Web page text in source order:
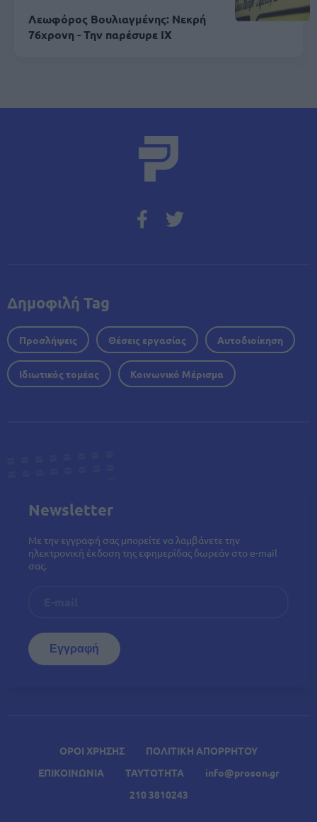
Λεωφόρος Βουλιαγμένης: Νεκρή
76χρονη - Την παρέσυρε ΙΧ
ΟΡΟΙ ΧΡΗΣΗΣ
ΠΟΛΙΤΙΚΗ ΑΠΟΡΡΗΤΟΥ
ΕΠΙΚΟΙΝΩΝΙΑ
ΤΑΥΤΟΤΗΤΑ
info@proson.gr
210 3810243
Δημοφιλή Tag
Προσλήψεις Θέσεις εργασίας Αυτοδιοίκηση
Ιδιωτικός τομέας Κοινωνικό Μέρισμα
Newsletter
Με την εγγραφή σας μπορείτε να λαμβάνετε την
ηλεκτρονική έκδοση της εφημερίδας δωρεάν στο e-mail
σας.